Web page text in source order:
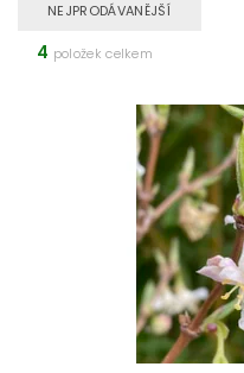
NEJPRODÁVANĚJŠÍ
4 položek celkem